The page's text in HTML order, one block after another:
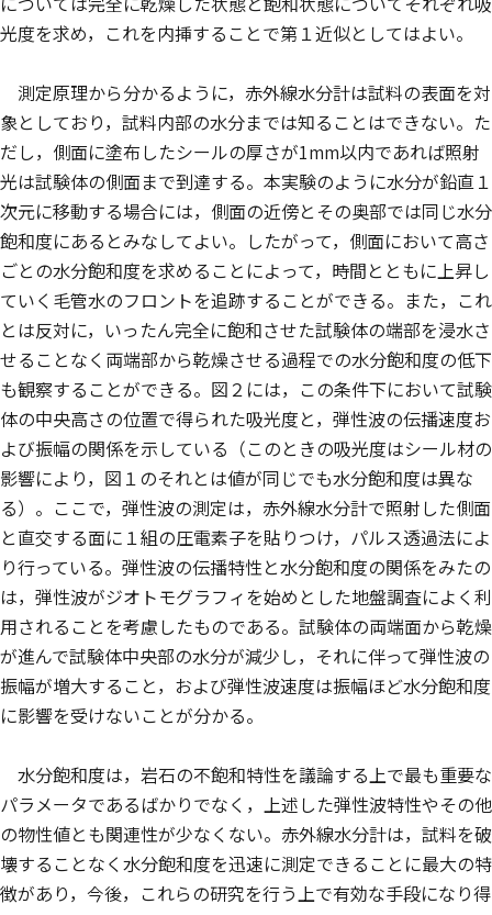
光度を求め，これを内挿することで第１近似としてはよい。
測定原理から分かるように，赤外線水分計は試料の表面を対
象としており，試料内部の水分までは知ることはできない。た
だし，側面に塗布したシールの厚さが1mm以内であれば照射
光は試験体の側面まで到達する。本実験のように水分が鉛直１
次元に移動する場合には，側面の近傍とその奥部では同じ水分
飽和度にあるとみなしてよい。したがって，側面において高さ
ごとの水分飽和度を求めることによって，時間とともに上昇し
ていく毛管水のフロントを追跡することができる。また，これ
とは反対に，いったん完全に飽和させた試験体の端部を浸水さ
せることなく両端部から乾燥させる過程での水分飽和度の低下
も観察することができる。図２には，この条件下において試験
体の中央高さの位置で得られた吸光度と，弾性波の伝播速度お
よび振幅の関係を示している（このときの吸光度はシール材の
影響により，図１のそれとは値が同じでも水分飽和度は異な
る）。ここで，弾性波の測定は，赤外線水分計で照射した側面
と直交する面に１組の圧電素子を貼りつけ，パルス透過法によ
り行っている。弾性波の伝播特性と水分飽和度の関係をみたの
は，弾性波がジオトモグラフィを始めとした地盤調査によく利
用されることを考慮したものである。試験体の両端面から乾燥
が進んで試験体中央部の水分が減少し，それに伴って弾性波の
振幅が増大すること，および弾性波速度は振幅ほど水分飽和度
に影響を受けないことが分かる。
水分飽和度は，岩石の不飽和特性を議論する上で最も重要な
パラメータであるばかりでなく，上述した弾性波特性やその他
の物性値とも関連性が少なくない。赤外線水分計は，試料を破
壊することなく水分飽和度を迅速に測定できることに最大の特
徴があり，今後，これらの研究を行う上で有効な手段になり得